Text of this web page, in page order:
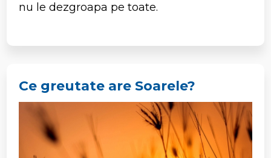
nu le dezgroapa pe toate.
Ce greutate are Soarele?